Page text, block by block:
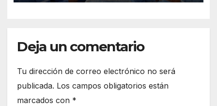
Deja un comentario
Tu dirección de correo electrónico no será
publicada. Los campos obligatorios están
marcados con *